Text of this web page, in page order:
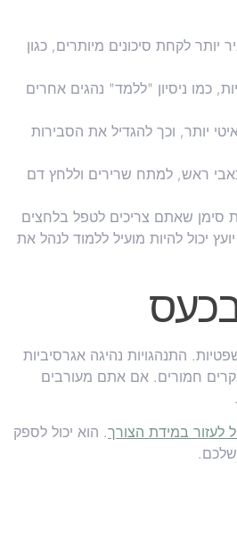
לקחת סיכונים מיותרים, כגון
כמו ניסיון "ללמד" נהגים אחרים
יותר, וכך להגדיל את הסבירות
ראש, למתח שרירים וללחץ דם
סימן שאתם צריכים לטפל בלחצים
יכול להיות מועיל ללמוד לנהל את
התנהגויות נהיגה אגרסיביות
חמורים. אם אתם מעורבים
לעזור במידת הצורך. הוא יכול לספק
שלכם.